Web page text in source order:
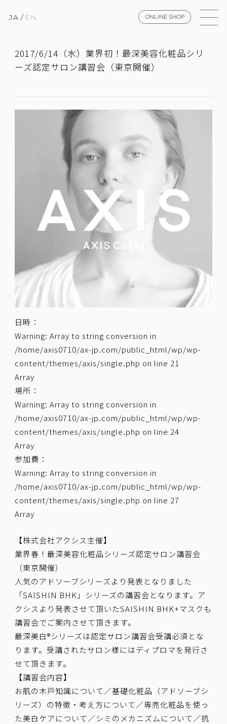
JA / EN ONLINE SHOP
2017/6/14（水）業界初！最深美容化粧品シリ
ーズ認定サロン講習会（東京開催）
日時：
Warning: Array to string conversion in
/home/axis0710/ax-jp.com/public_html/wp/wp-
content/themes/axis/single.php on line 21
Array
場所：
Warning: Array to string conversion in
/home/axis0710/ax-jp.com/public_html/wp/wp-
content/themes/axis/single.php on line 24
Array
参加費：
Warning: Array to string conversion in
/home/axis0710/ax-jp.com/public_html/wp/wp-
content/themes/axis/single.php on line 27
Array
【株式会社アクシス主催】
業界春！最深美容化粧品シリーズ認定サロン講習会
（東京開催）
人気のアドソーブシリーズより発表となりました
「SAISHIN BHK」シリーズの講習会となります。ア
クシスより発表させて頂いたSAISHIN BHK+マスクも
講習会でご案内させて頂きます。
最深美白®シリーズは認定サロン講習会受講必須とな
ります。受講されたサロン様にはディプロマを発行さ
せて頂きます。
【講習会内容】
お肌の木戸知識について／基礎化粧品（アドソーブシ
リーズ）の特徴・考え方について／専売化粧品を使っ
た美白ケアについて／シミのメカニズムについて／抗